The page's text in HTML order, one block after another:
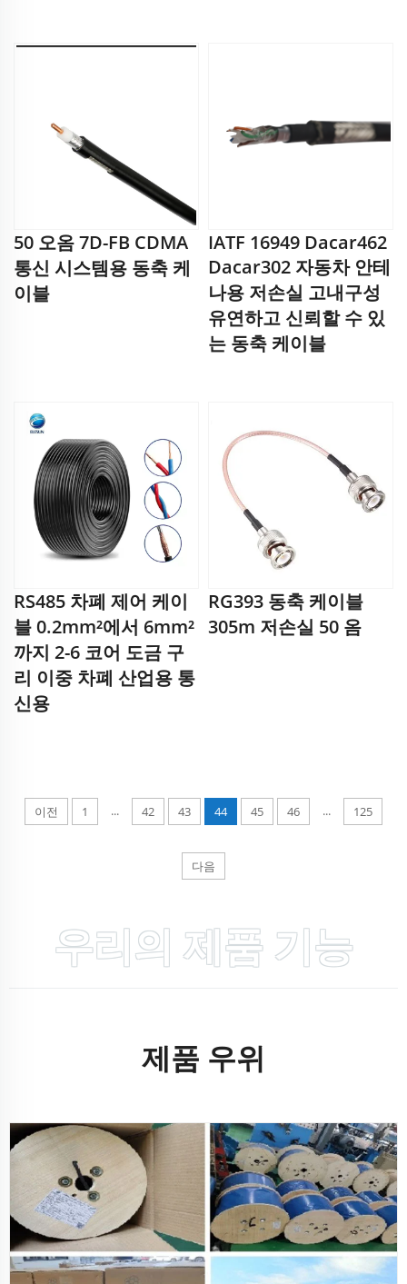
50 오옴 7D-FB CDMA
통신 시스템용 동축 케
이블
IATF 16949 Dacar462
Dacar302 자동차 안테
나용 저손실 고내구성
유연하고 신뢰할 수 있
는 동축 케이블
RS485 차폐 제어 케이
블 0.2mm²에서 6mm²
까지 2-6 코어 도금 구
리 이중 차폐 산업용 통
신용
RG393 동축 케이블
305m 저손실 50 옴
이전 1 ... 42 43 44 45 46 ... 125
다음
우리의 제품 기능
제품 우위